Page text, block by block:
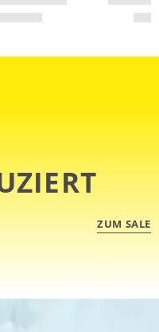
ZUM SALE